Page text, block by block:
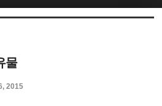
물
2015
케치북5